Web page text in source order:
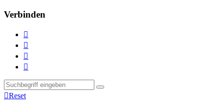
Verbinden




Reset